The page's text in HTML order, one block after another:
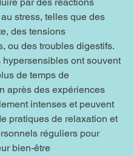
par des réactions
stress, telles que des
des tensions
ou des troubles digestifs.
hypersensibles ont souvent
de temps de
après des expériences
intenses et peuvent
pratiques de relaxation et
réguliers pour
bien-être